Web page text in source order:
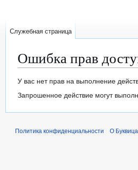
Ошибка прав
Перейти
к
Перейти
к
У вас нет прав на выполнение
Запрошенное действие могут
Служебная страница
Политика конфиденциальности О Буквица